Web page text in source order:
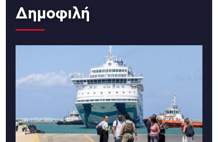
Δημοφιλή